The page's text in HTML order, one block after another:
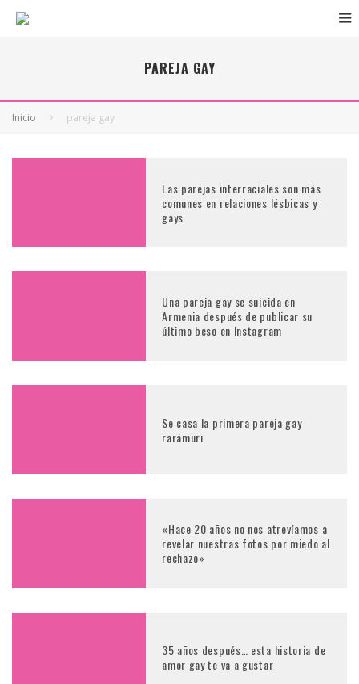
PAREJA GAY
Inicio pareja gay
Las parejas interraciales son más
comunes en relaciones lésbicas y
gays
Una pareja gay se suicida en
Armenia después de publicar su
último beso en Instagram
Se casa la primera pareja gay
rarámuri
«Hace 20 años no nos atrevíamos a
revelar nuestras fotos por miedo al
rechazo»
35 años después… esta historia de
amor gay te va a gustar